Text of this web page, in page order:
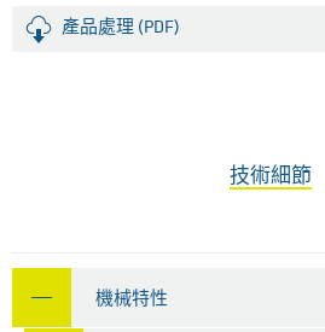
產品處理 (PDF)
技術細節
機械特性